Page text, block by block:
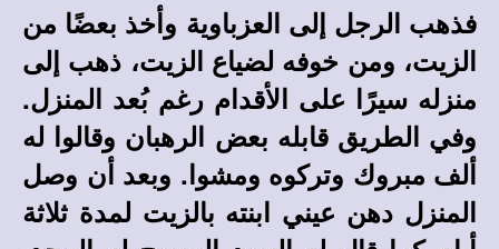
فذهب الرجل إلى العزباوية وأخذ بعضًا من
الزيت، ومن خوفه لضياع الزيت، ذهب إلى
منزله سيرًا على الأقدام رغم بُعد المنزل.
وفي الطريق قابله بعض الرهبان وقالوا له
ألف مبروك وتركوه ومشوا. وبعد أن وصل
المنزل دهن عيني ابنته بالزيت لمدة ثلاثة